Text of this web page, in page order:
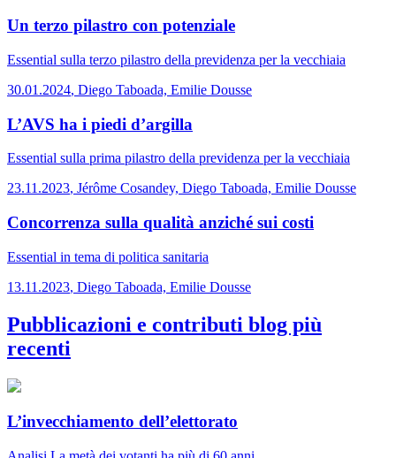
Un terzo pilastro con potenziale
Essential sulla terzo pilastro della previdenza per la vecchiaia
30.01.2024, Diego Taboada, Emilie Dousse
L’AVS ha i piedi d’argilla
Essential sulla prima pilastro della previdenza per la vecchiaia
23.11.2023, Jérôme Cosandey, Diego Taboada, Emilie Dousse
Concorrenza sulla qualità anziché sui costi
Essential in tema di politica sanitaria
13.11.2023, Diego Taboada, Emilie Dousse
Pubblicazioni e contributi blog più
recenti
L’invecchiamento dell’elettorato